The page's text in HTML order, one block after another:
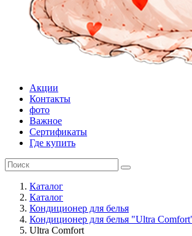
Акции
Контакты
фото
Важное
Сертификаты
Где купить
Каталог
Каталог
Кондиционер для белья
Кондиционер для белья "Ultra
Ultra Comfort